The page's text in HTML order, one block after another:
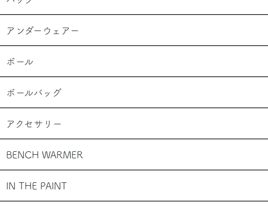
アンダーウェアー
ボール
ボールバッグ
アクセサリー
BENCH WARMER
IN THE PAINT